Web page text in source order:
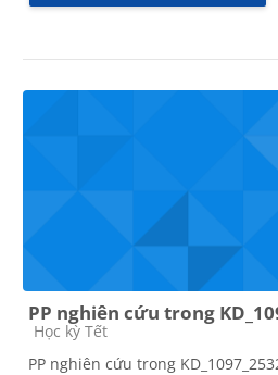
PP nghiên cứu trong
Course category
Học kỳ Tết
PP nghiên cứu trong